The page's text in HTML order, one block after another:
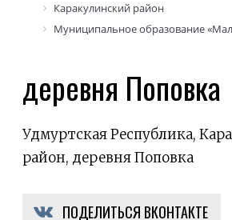
Каракулинский район
Муниципальное образование
деревня Поповка
Удмуртская Республика,
район, деревня Поповка
ПОДЕЛИТЬСЯ ВКОНТАКТЕ